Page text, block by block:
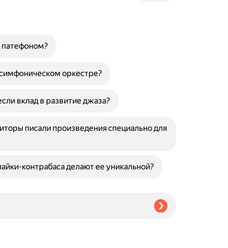
оркестре?
вклад в развитие джаза?
писали произведения специально для
контрабаса делают ее уникальной?